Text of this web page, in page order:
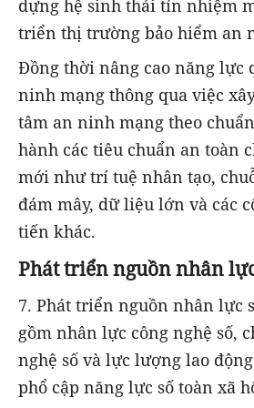
dựng hệ sinh thái tín nhiệm
triển thị trường bảo hiểm an
Đồng thời nâng cao năng lực
ninh mạng thông qua việc
tâm an ninh mạng theo
hành các tiêu chuẩn an toàn
mới như trí tuệ nhân tạo,
đám mây, dữ liệu lớn và các
tiến khác.
Phát triển nguồn nhân
7. Phát triển nguồn nhân lực
gồm nhân lực công nghệ số,
nghệ số và lực lượng lao
phổ cập năng lực số toàn xã